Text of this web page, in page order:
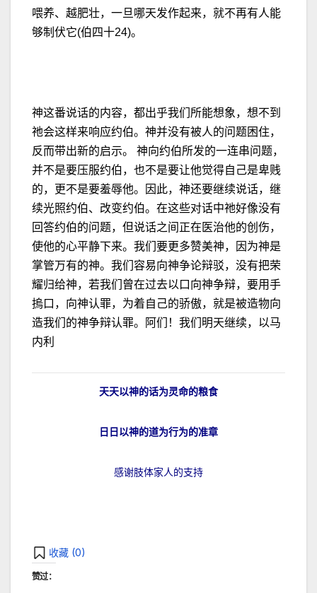
喂养、越肥壮，一旦哪天发作起来，就不再有人能
够制伏它(伯四十24)。
神这番说话的内容，都出乎我们所能想象，想不到
祂会这样来响应约伯。神并没有被人的问题困住，
反而带出新的启示。 神向约伯所发的一连串问题，
并不是要压服约伯，也不是要让他觉得自己是卑贱
的，更不是要羞辱他。因此，神还要继续说话，继
续光照约伯、改变约伯。在这些对话中祂好像没有
回答约伯的问题，但说话之间正在医治他的创伤，
使他的心平静下来。我们要更多赞美神，因为神是
掌管万有的神。我们容易向神争论辩驳，没有把荣
耀归给神，若我们曾在过去以口向神争辩，要用手
摀口，向神认罪，为着自己的骄傲，就是被造物向
造我们的神争辩认罪。阿们！我们明天继续，以马
内利
天天以神的话为灵命的粮食
日日以神的道为行为的准章
感谢肢体家人的支持
收藏 (0)
赞过：